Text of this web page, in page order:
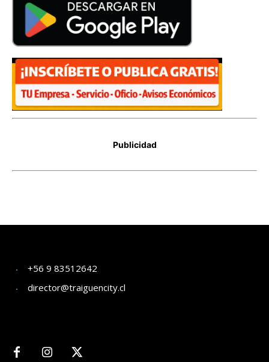
+56 9 83512642
director@traiguencity.cl